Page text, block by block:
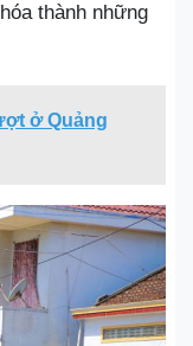
thành những
ở Quảng